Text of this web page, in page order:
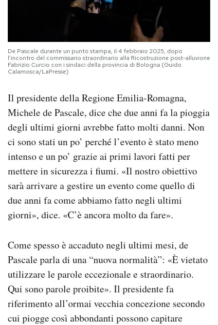
De Pascale durante un punto stampa, il 4 febbraio 2025, dopo
l’incontro del commissario straordinario alla Ricostruzione post-alluvione
Fabrizio Curcio con i sindaci della provincia di Bologna (Guido
Calamosca/LaPresse)
Il presidente della Regione Emilia-Romagna,
Michele de Pascale, dice che due anni fa la pioggia
degli ultimi giorni avrebbe fatto molti danni. Non
ci sono stati un po’ perché l’evento è stato meno
intenso e un po’ grazie ai primi lavori fatti per
mettere in sicurezza i fiumi. «Il nostro obiettivo
sarà arrivare a gestire un evento come quello di
due anni fa come abbiamo fatto negli ultimi
giorni», dice. «C’è ancora molto da fare».
Come spesso è accaduto negli ultimi mesi, de
Pascale parla di una “nuova normalità”: «È vietato
utilizzare le parole eccezionale e straordinario.
Qui sono parole proibite». Il presidente fa
riferimento all’ormai vecchia concezione secondo
cui piogge così abbondanti possono capitare